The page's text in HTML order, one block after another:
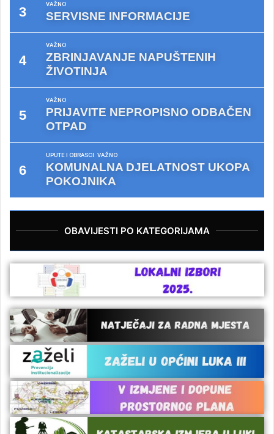
VAŽNO
SERVISNE INFORMACIJE
VAŽNO
ZBRINJAVANJE NAPUŠTENIH
ŽIVOTINJA
VAŽNO
PRIJAVITE NEPROPISNO ODBAČEN
OTPAD
UPUTE I OBRASCI VAŽNO
KOMUNALNA DJELATNOST UKOPA
POKOJNIKA
OBAVIJESTI PO KATEGORIJAMA